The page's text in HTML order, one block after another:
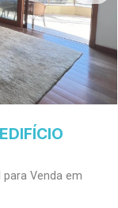
para Venda em